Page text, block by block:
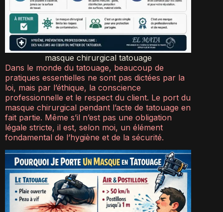
masque chirurgical tatouage
Dans le monde du tatouage, beaucoup de
pratiques essentielles ne sont pas dictées par la
loi, mais par l’éthique, la conscience
professionnelle et le respect du client. Le port du
masque chirurgical pendant l’acte de tatouage en
fait partie. Même s’il n’est pas une obligation
légale stricte, il est, selon moi, un élément
fondamental de l’hygiène et de la sécurité.